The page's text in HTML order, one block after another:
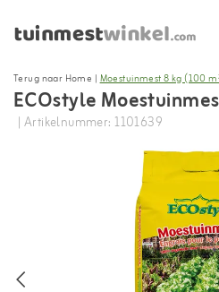
Terug naar Home |Moestuinmest 8 kg (100
ECOstyle
| Artikelnummer: 1101639